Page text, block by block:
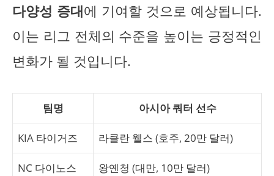
다양성 증대에 기여할 것으로 예상됩니다.
이는 리그 전체의 수준을 높이는 긍정적인
변화가 될 것입니다.
팀명 아시아 쿼터 선수
KIA 타이거즈 라클란 웰스 (호주, 20만 달러)
NC 다이노스 왕옌청 (대만, 10만 달러)